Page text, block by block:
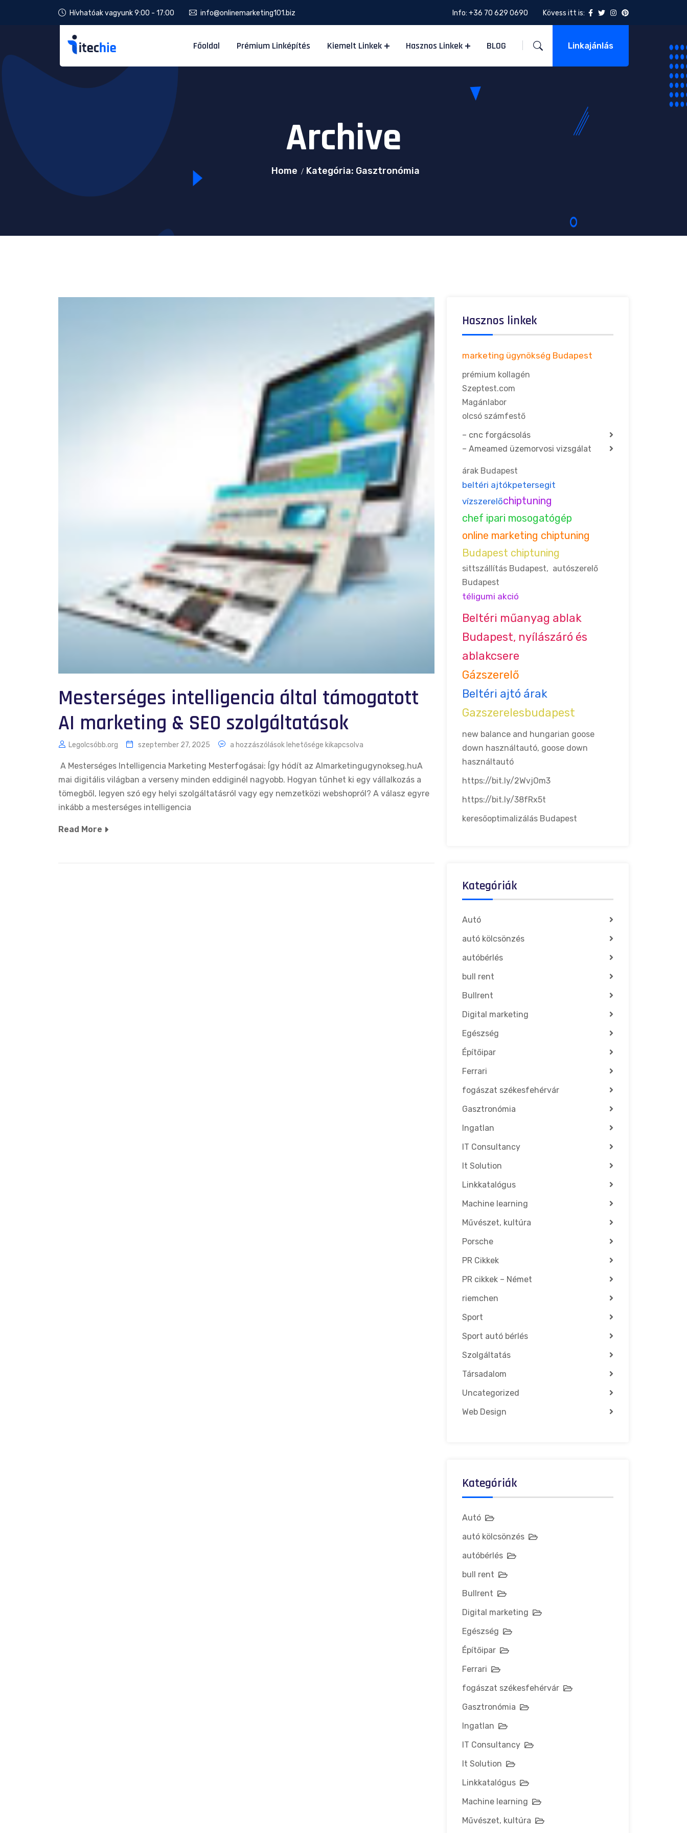
Hívhatóak vagyunk 9:00 - 17:00 info@onlinemarketing101.biz Info: +36 70 629 0690 Kövess itt is:
Főoldal Prémium Linképítés Kiemelt Linkek Hasznos Linkek BLOG Linkajánlás
Archive
Home Kategória: Gasztronómia
Mesterséges intelligencia által támogatott
AI marketing & SEO szolgáltatások
Legolcsóbb.org szeptember 27, 2025 a hozzászólások lehetősége kikapcsolva
A Mesterséges Intelligencia Marketing Mesterfogásai: Így hódít az AImarketingugynokseg.huA
mai digitális világban a verseny minden eddiginél nagyobb. Hogyan tűnhet ki egy vállalkozás a
tömegből, legyen szó egy helyi szolgáltatásról vagy egy nemzetközi webshopról? A válasz egyre
inkább a mesterséges intelligencia
Read More
Hasznos linkek
marketing ügynökség Budapest
prémium kollagén
Szeptest.com
Magánlabor
olcsó számfestő
– cnc forgácsolás
– Ameamed üzemorvosi vizsgálat
árak Budapest
beltéri ajtókpetersegit
vízszerelőchiptuning
chef ipari mosogatógép
online marketing chiptuning
Budapest chiptuning
sittszállítás Budapest, autószerelő
Budapest
téligumi akció
Beltéri műanyag ablak
Budapest, nyílászáró és
ablakcsere
Gázszerelő
Beltéri ajtó árak
Gazszerelesbudapest
new balance and hungarian goose
down használtautó, goose down
használtautó
https://bit.ly/2WvjOm3
https://bit.ly/38fRx5t
keresőoptimalizálás Budapest
Kategóriák
Autó
autó kölcsönzés
autóbérlés
bull rent
Bullrent
Digital marketing
Egészség
Építőipar
Ferrari
fogászat székesfehérvár
Gasztronómia
Ingatlan
IT Consultancy
It Solution
Linkkatalógus
Machine learning
Művészet, kultúra
Porsche
PR Cikkek
PR cikkek – Német
riemchen
Sport
Sport autó bérlés
Szolgáltatás
Társadalom
Uncategorized
Web Design
Kategóriák
Autó
autó kölcsönzés
autóbérlés
bull rent
Bullrent
Digital marketing
Egészség
Építőipar
Ferrari
fogászat székesfehérvár
Gasztronómia
Ingatlan
IT Consultancy
It Solution
Linkkatalógus
Machine learning
Művészet, kultúra